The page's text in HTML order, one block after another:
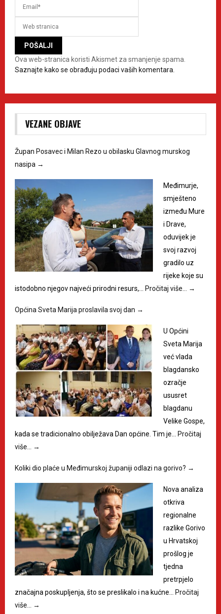
Ova web-stranica koristi Akismet za smanjenje spama.
Saznajte kako se obrađuju podaci vaših komentara.
VEZANE OBJAVE
Župan Posavec i Milan Rezo u obilasku Glavnog murskog
nasipa →
Međimurje,
smješteno
između Mure
i Drave,
oduvijek je
svoj razvoj
gradilo uz
rijeke koje su
istodobno njegov najveći prirodni resurs,… Pročitaj više… →
Općina Sveta Marija proslavila svoj dan →
U Općini
Sveta Marija
već vlada
blagdansko
ozračje
ususret
blagdanu
Velike Gospe,
kada se tradicionalno obilježava Dan općine. Tim je… Pročitaj
više… →
Koliki dio plaće u Međimurskoj županiji odlazi na gorivo? →
Nova analiza
otkriva
regionalne
razlike Gorivo
u Hrvatskoj
prošlog je
tjedna
pretrpjelo
značajna poskupljenja, što se preslikalo i na kućne… Pročitaj
više… →